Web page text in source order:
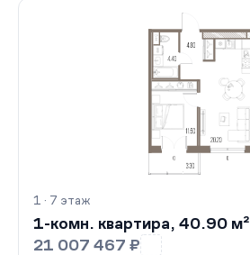
1 · 7 этаж
1-комн. квартира, 40.90 м²
21 007 467 ₽